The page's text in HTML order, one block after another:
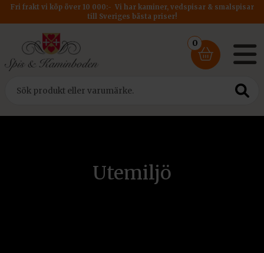
Fri frakt vi köp över 10 000:- Vi har kaminer, vedspisar & smalspisar
till Sveriges bästa priser!
0
Utemiljö